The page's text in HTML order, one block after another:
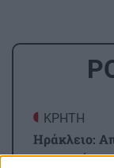
ΚΡΗΤΗ
Ηράκλειο:
τα